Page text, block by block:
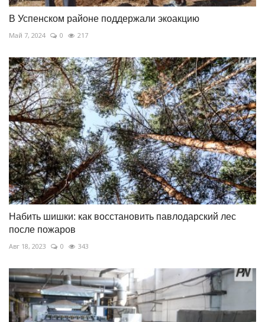
В Успенском районе поддержали экоакцию
Май 7, 2024 0 217
Набить шишки: как восстановить павлодарский лес
после пожаров
Авг 18, 2023 0 343